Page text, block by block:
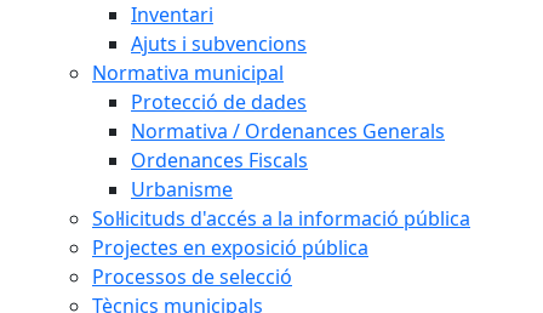
Inventari
Ajuts i subvencions
Normativa municipal
Protecció de dades
Normativa / Ordenances Generals
Ordenances Fiscals
Urbanisme
Sol·licituds d'accés a la informació pública
Projectes en exposició pública
Processos de selecció
Tècnics municipals